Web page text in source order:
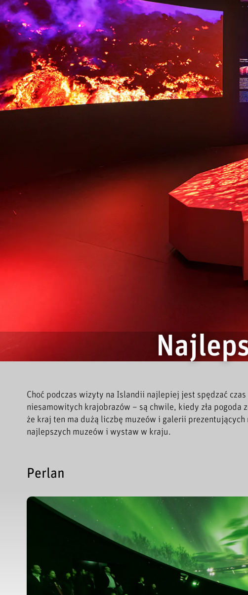
Choć podczas wizyty na Islandii najlepiej jest spędzać
niesamowitych krajobrazów – są chwile, kiedy zła
że kraj ten ma dużą liczbę muzeów i galerii
najlepszych muzeów i wystaw w kraju.
Perlan